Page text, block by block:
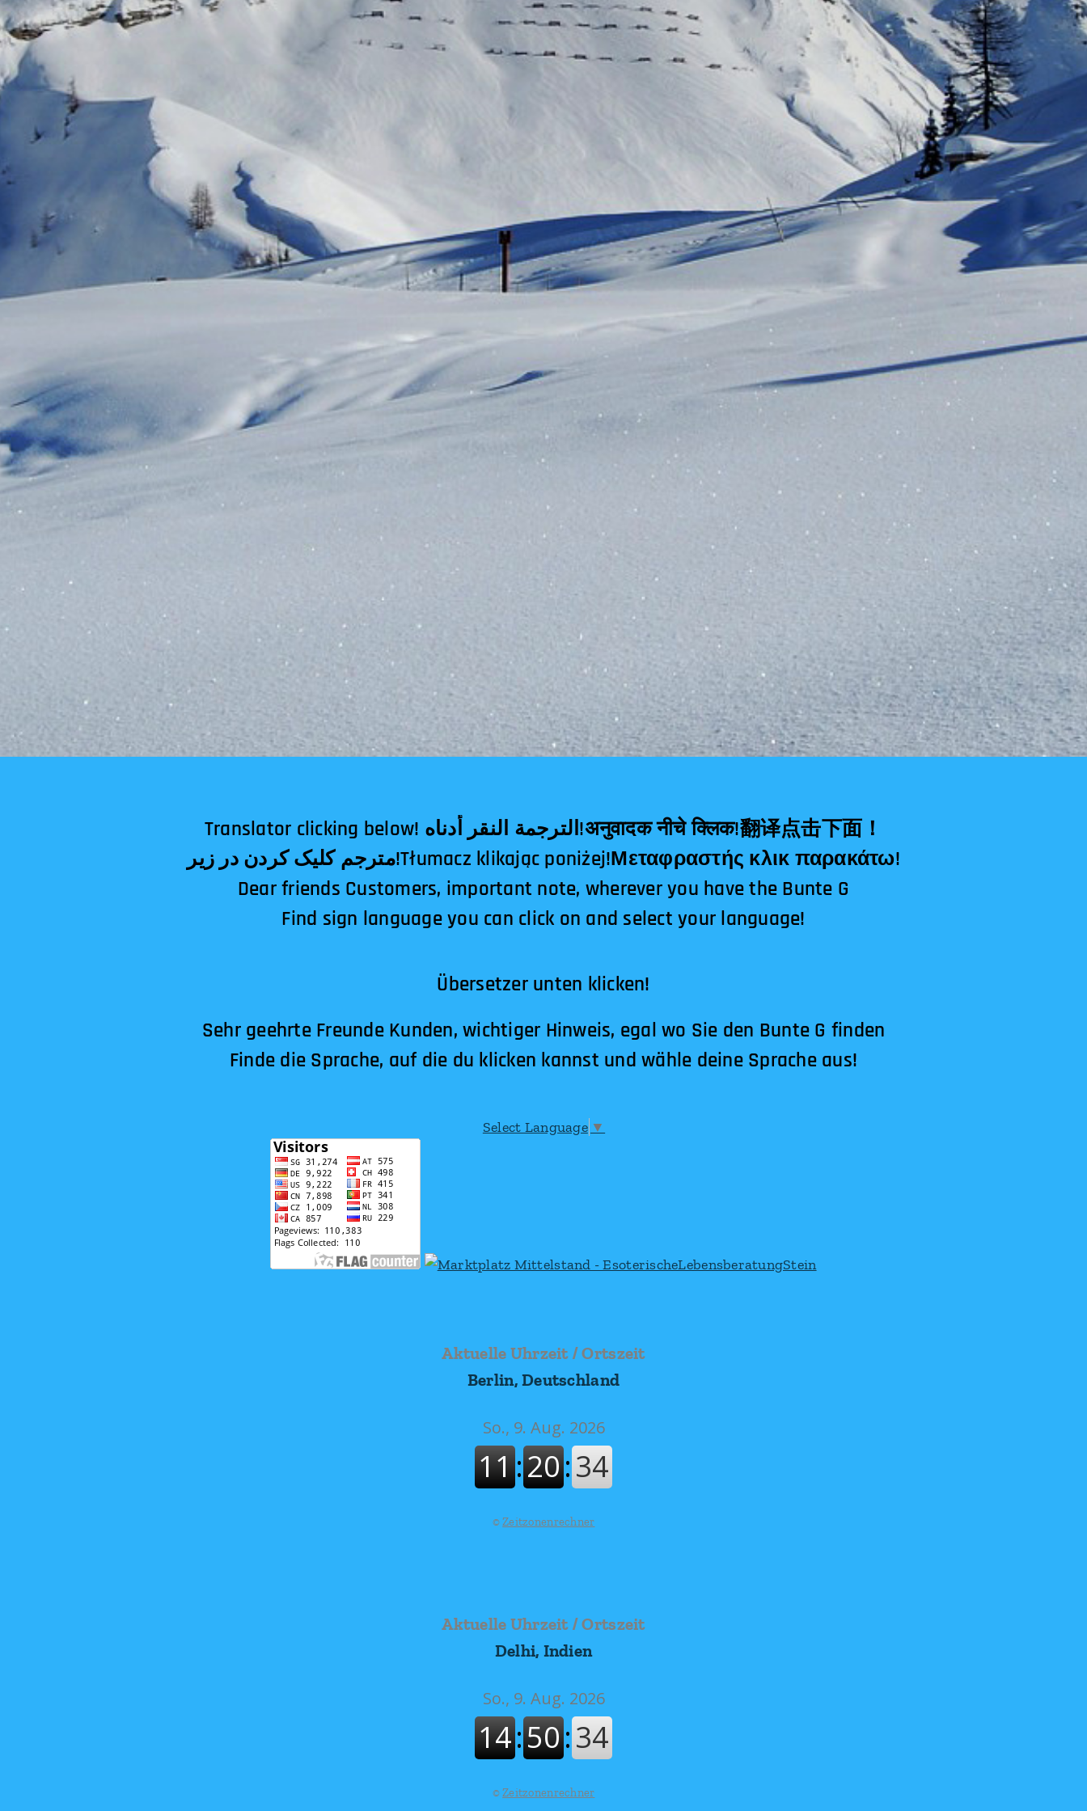
Translator clicking below! الترجمة النقر أدناه!अनुवादक नीचे क्लिक!翻译点击下面！
مترجم کلیک کردن در زیر!Tłumacz klikając poniżej!Μεταφραστής κλικ παρακάτω!
Dear friends Customers, important note, wherever you have the Bunte G
Find sign language you can click on and select your language!
Übersetzer unten klicken!
Sehr geehrte Freunde Kunden, wichtiger Hinweis, egal wo Sie den Bunte G finden
Finde die Sprache, auf die du klicken kannst und wähle deine Sprache aus!
Select Language ▼
Aktuelle Uhrzeit / Ortszeit
Berlin, Deutschland
©Zeitzonenrechner
Aktuelle Uhrzeit / Ortszeit
Delhi, Indien
©Zeitzonenrechner